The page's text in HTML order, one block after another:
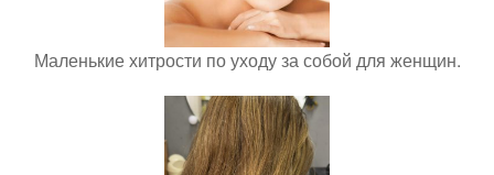
Маленькие хитрости по уходу за собой для женщин.